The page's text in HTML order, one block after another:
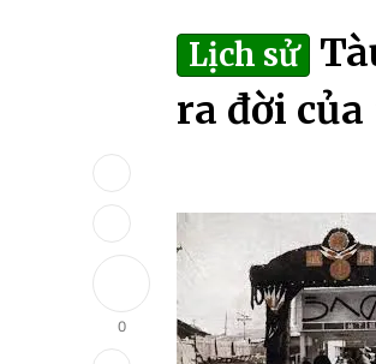
0
Lịch sử
ra đời